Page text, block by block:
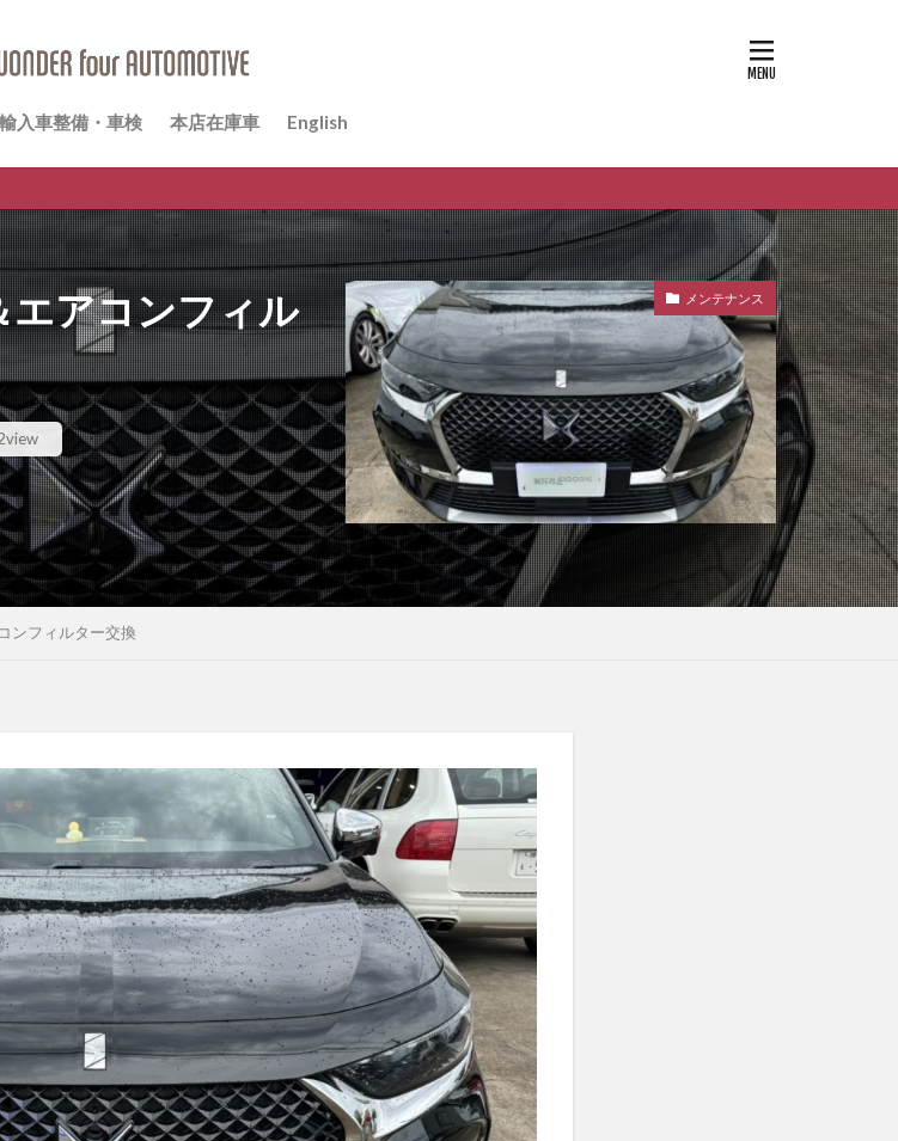
輸入車整備・車検 本店在庫車 English
エアコンフィル
メンテナンス
ンフィルター交換